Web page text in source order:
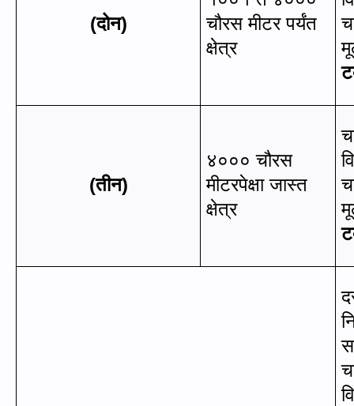
(दोन)
चौरस मीटर पर्यंत
क्षेत्र
(तीन)
४००० चौरस
मीटरपेक्षा जास्‍त
क्षेत्र